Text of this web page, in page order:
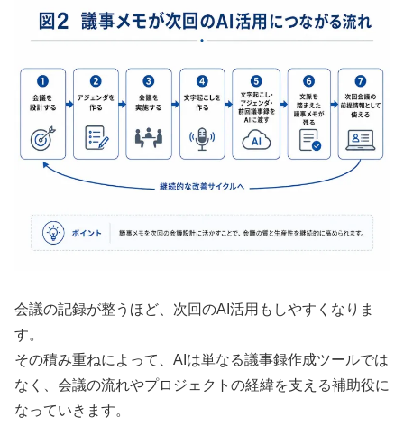
会議の記録が整うほど、次回のAI活用もしやすくなりま
す。
その積み重ねによって、AIは単なる議事録作成ツールでは
なく、会議の流れやプロジェクトの経緯を支える補助役に
なっていきます。